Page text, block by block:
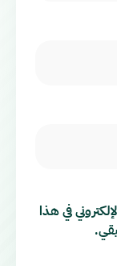
في هذا